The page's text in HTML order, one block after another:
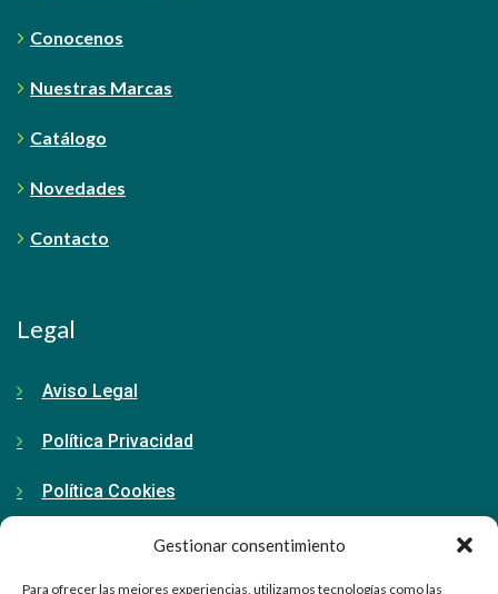
Gestionar consentimiento
Para ofrecer las mejores experiencias, utilizamos tecnologías como las
Conocenos
Nuestras Marcas
Catálogo
Novedades
Contacto
Legal
Aviso Legal
Política Privacidad
Política Cookies